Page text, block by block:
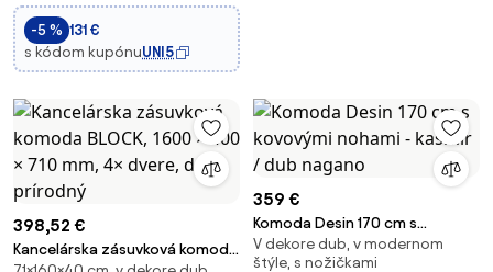
Dub | Aosom
-5 % 131 €
s kódom kupónuUNI5
398,52 €
Kancelárska zásuvková komoda
359 €
Komoda Desin 170 cm s
kovovými nohami - kašmír / dub
nagano
V dekore dub, v modernom
štýle, s nožičkami